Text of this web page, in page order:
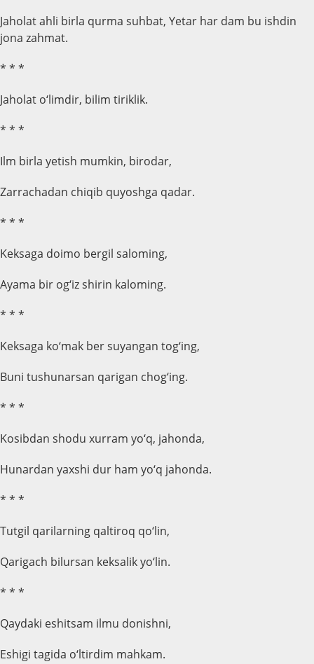
Jaholat ahli birla qurma suhbat, Yetar har dam bu ishdin
jona zahmat.
* * *
Jaholat o‘limdir, bilim tiriklik.
* * *
Ilm birla yetish mumkin, birodar,
Zarrachadan chiqib quyoshga qadar.
* * *
Keksaga doimo bergil saloming,
Ayama bir og‘iz shirin kaloming.
* * *
Keksaga ko‘mak ber suyangan tog‘ing,
Buni tushunarsan qarigan chog‘ing.
* * *
Kosibdan shodu xurram yo‘q, jahonda,
Hunardan yaxshi dur ham yo‘q jahonda.
* * *
Tutgil qarilarning qaltiroq qo‘lin,
Qarigach bilursan keksalik yo‘lin.
* * *
Qaydaki eshitsam ilmu donishni,
Eshigi tagida o‘ltirdim mahkam.